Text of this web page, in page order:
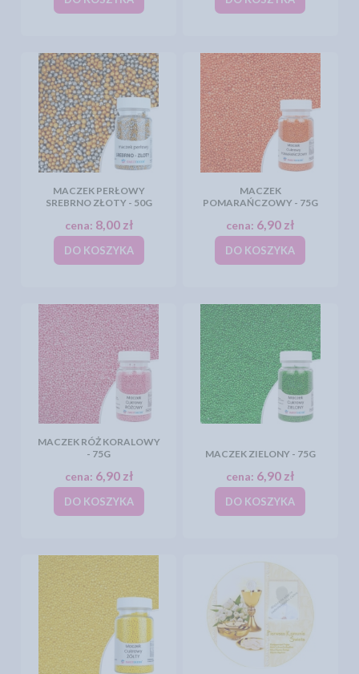
MACZEK PERŁOWY
SREBRNO ZŁOTY - 50G
cena: 8,00 zł
DO KOSZYKA
MACZEK
POMARAŃCZOWY - 75G
cena: 6,90 zł
DO KOSZYKA
MACZEK RÓŻ KORALOWY
- 75G
cena: 6,90 zł
DO KOSZYKA
MACZEK ZIELONY - 75G
cena: 6,90 zł
DO KOSZYKA